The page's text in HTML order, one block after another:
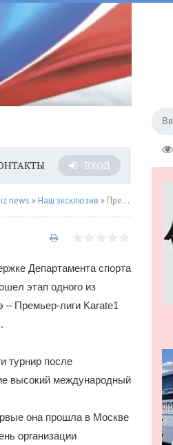
ВХОД
news » Наш эксклюзив » Премьер-лига каратэ вернулась в Москву
Департамента спорта
этап одного из
– Премьер-лиги Karate1
турнир после
высокий международный
она прошла в Москве
организации